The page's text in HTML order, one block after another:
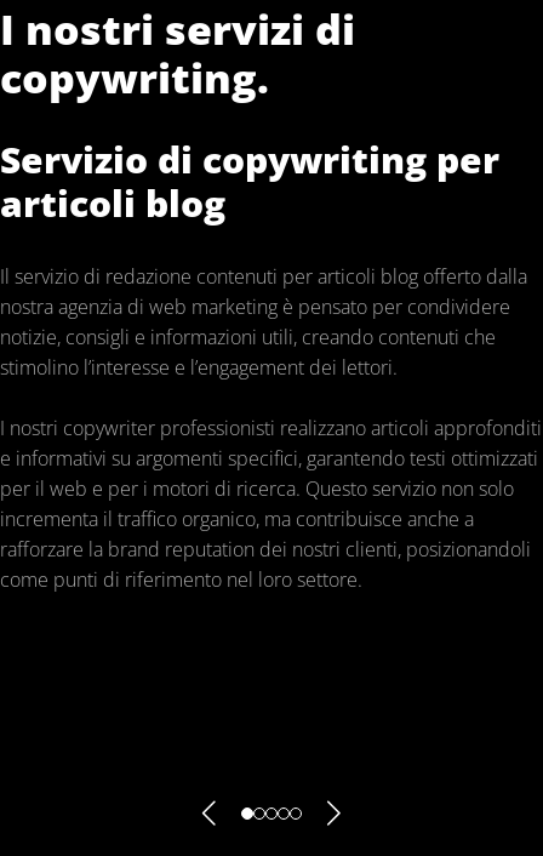
I nostri servizi di
copywriting.
Servizio di copywriting per
articoli blog
Il servizio di redazione contenuti per articoli blog offerto dalla
nostra agenzia di web marketing è pensato per condividere
notizie, consigli e informazioni utili, creando contenuti che
stimolino l’interesse e l’engagement dei lettori.
I nostri copywriter professionisti realizzano articoli approfonditi
e informativi su argomenti specifici, garantendo testi ottimizzati
per il web e per i motori di ricerca. Questo servizio non solo
incrementa il traffico organico, ma contribuisce anche a
rafforzare la brand reputation dei nostri clienti, posizionandoli
come punti di riferimento nel loro settore.